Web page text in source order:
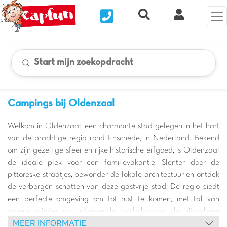
Nous contacterRecherche rapide
Mijn Clix
Start mijn zoekopdracht
Campings bij Oldenzaal
Welkom in Oldenzaal, een charmante stad gelegen in het hart
van de prachtige regio rond Enschede, in Nederland. Bekend
om zijn gezellige sfeer en rijke historische erfgoed, is Oldenzaal
de ideale plek voor een familievakantie. Slenter door de
pittoreske straatjes, bewonder de lokale architectuur en ontdek
de verborgen schatten van deze gastvrije stad. De regio biedt
een perfecte omgeving om tot rust te komen, met tal van
groene ruimtes en rustgevende landschappen die uitnodigen
tot ontspanning en verkenning. Of u nu een liefhebber bent van
MEER INFORMATIE